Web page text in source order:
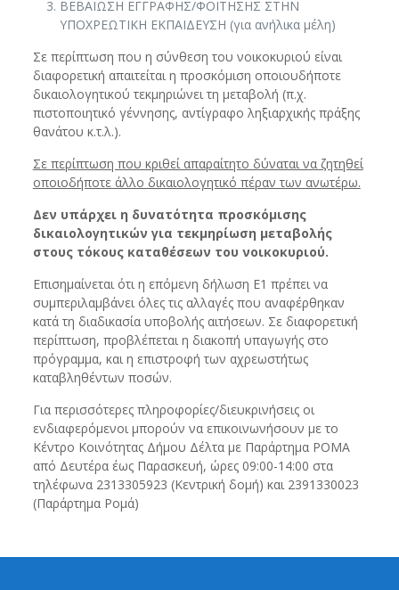
ΒΕΒΑΙΩΣΗ ΕΓΓΡΑΦΗΣ/ΦΟΙΤΗΣΗΣ ΣΤΗΝ
ΥΠΟΧΡΕΩΤΙΚΗ ΕΚΠΑΙΔΕΥΣΗ (για ανήλικα μέλη)
Σε περίπτωση που η σύνθεση του νοικοκυριού είναι
διαφορετική απαιτείται η προσκόμιση οποιουδήποτε
δικαιολογητικού τεκμηριώνει τη μεταβολή (π.χ.
πιστοποιητικό γέννησης, αντίγραφο ληξιαρχικής πράξης
θανάτου κ.τ.λ.).
Σε περίπτωση που κριθεί απαραίτητο δύναται να ζητηθεί
οποιοδήποτε άλλο δικαιολογητικό πέραν των ανωτέρω.
Δεν υπάρχει η δυνατότητα προσκόμισης
δικαιολογητικών για τεκμηρίωση μεταβολής
στους τόκους καταθέσεων του νοικοκυριού.
Επισημαίνεται ότι η επόμενη δήλωση Ε1 πρέπει να
συμπεριλαμβάνει όλες τις αλλαγές που αναφέρθηκαν
κατά τη διαδικασία υποβολής αιτήσεων. Σε διαφορετική
περίπτωση, προβλέπεται η διακοπή υπαγωγής στο
πρόγραμμα, και η επιστροφή των αχρεωστήτως
καταβληθέντων ποσών.
Για περισσότερες πληροφορίες/διευκρινήσεις οι
ενδιαφερόμενοι μπορούν να επικοινωνήσουν με το
Κέντρο Κοινότητας Δήμου Δέλτα με Παράρτημα ΡΟΜΑ
από Δευτέρα έως Παρασκευή, ώρες 09:00-14:00 στα
τηλέφωνα 2313305923 (Κεντρική δομή) και 2391330023
(Παράρτημα Ρομά)